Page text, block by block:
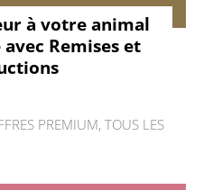
à votre animal
Remises et
PREMIUM, TOUS LES